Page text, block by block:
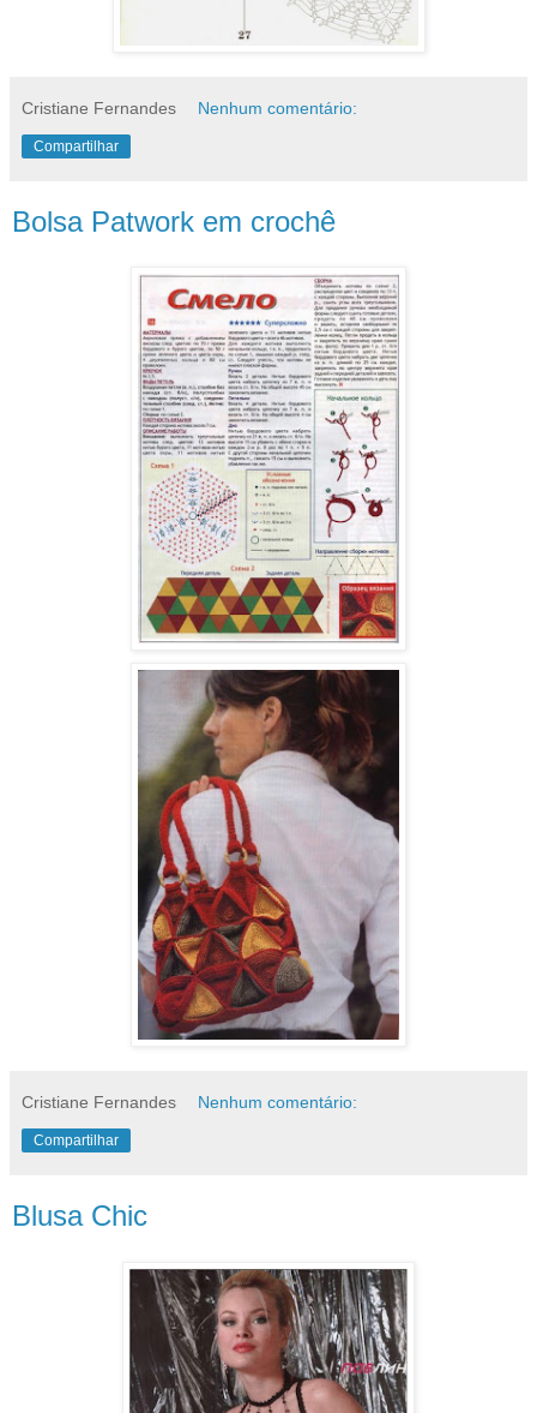
Cristiane Fernandes Nenhum comentário:
Compartilhar
Bolsa Patwork em crochê
Cristiane Fernandes Nenhum comentário:
Compartilhar
Blusa Chic